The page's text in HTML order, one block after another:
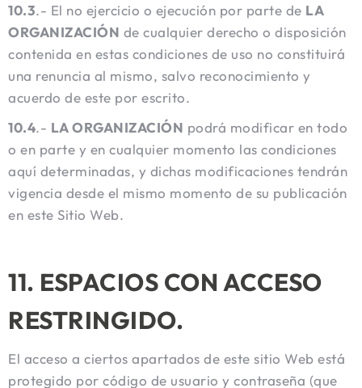
10.3.- El no ejercicio o ejecución por parte de LA
ORGANIZACIÓN de cualquier derecho o disposición
contenida en estas condiciones de uso no constituirá
una renuncia al mismo, salvo reconocimiento y
acuerdo de este por escrito.
10.4.- LA ORGANIZACIÓN podrá modificar en todo
o en parte y en cualquier momento las condiciones
aquí determinadas, y dichas modificaciones tendrán
vigencia desde el mismo momento de su publicación
en este Sitio Web.
11. ESPACIOS CON ACCESO
RESTRINGIDO.
El acceso a ciertos apartados de este sitio Web está
protegido por código de usuario y contraseña (que